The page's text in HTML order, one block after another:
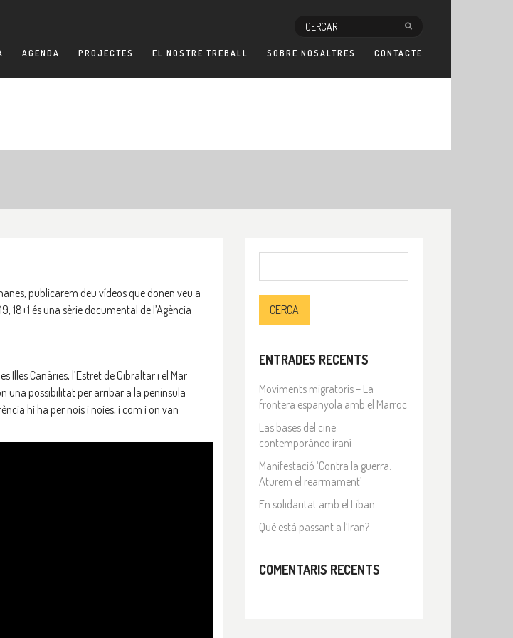
AGENDA PROJECTES EL NOSTRE TREBALL SOBRE NOSALTRES CONTACTE
publicarem deu vídeos que donen veu a
18+1 és una sèrie documental de l’Agència
Illes Canàries, l’Estret de Gibraltar i el Mar
una possibilitat per arribar a la península
hi ha per nois i noies, i com i on van
ENTRADES RECENTS
Moviments migratoris – La
frontera espanyola amb el Marroc
Las bases del cine
contemporáneo iraní
Manifestació ‘Contra la guerra.
Aturem el rearmament’
En solidaritat amb el Líban
Què està passant a l’Iran?
COMENTARIS RECENTS